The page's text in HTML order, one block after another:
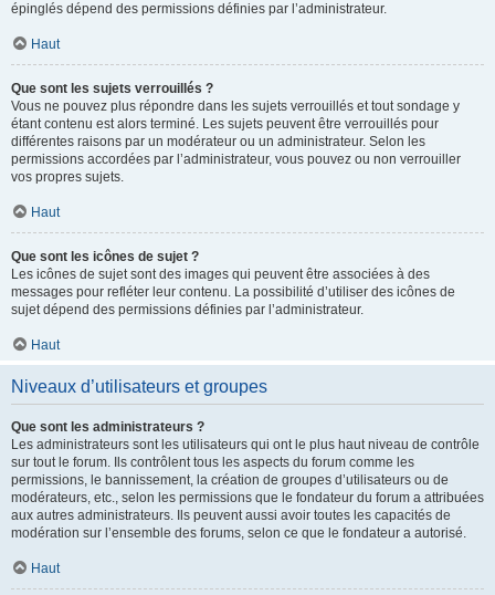
épinglés dépend des permissions définies par l’administrateur.
Haut
Que sont les sujets verrouillés ?
Vous ne pouvez plus répondre dans les sujets verrouillés et tout sondage y
étant contenu est alors terminé. Les sujets peuvent être verrouillés pour
différentes raisons par un modérateur ou un administrateur. Selon les
permissions accordées par l’administrateur, vous pouvez ou non verrouiller
vos propres sujets.
Haut
Que sont les icônes de sujet ?
Les icônes de sujet sont des images qui peuvent être associées à des
messages pour refléter leur contenu. La possibilité d’utiliser des icônes de
sujet dépend des permissions définies par l’administrateur.
Haut
Niveaux d’utilisateurs et groupes
Que sont les administrateurs ?
Les administrateurs sont les utilisateurs qui ont le plus haut niveau de contrôle
sur tout le forum. Ils contrôlent tous les aspects du forum comme les
permissions, le bannissement, la création de groupes d’utilisateurs ou de
modérateurs, etc., selon les permissions que le fondateur du forum a attribuées
aux autres administrateurs. Ils peuvent aussi avoir toutes les capacités de
modération sur l’ensemble des forums, selon ce que le fondateur a autorisé.
Haut